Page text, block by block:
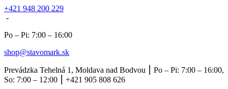
+421 948 200 229
-
Po – Pi: 7:00 – 16:00
shop@stavomark.sk
Prevádzka Tehelná 1, Moldava nad Bodvou ⎮ Po – Pi: 7:00 – 16:00,
So: 7:00 – 12:00 ⎮ +421 905 808 626